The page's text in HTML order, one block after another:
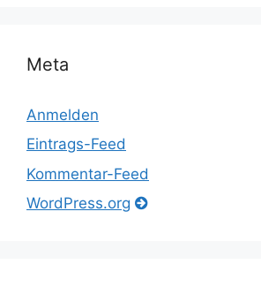
Meta
Anmelden
Eintrags-Feed
Kommentar-Feed
WordPress.org